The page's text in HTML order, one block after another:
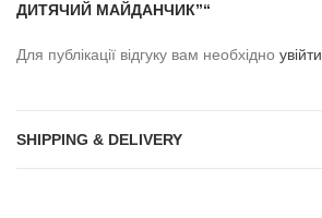
ДИТЯЧИЙ МАЙДАНЧИК”“
Для публікації відгуку вам необхідно увійти
SHIPPING & DELIVERY